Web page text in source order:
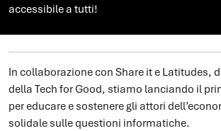
accessibile a tutti!
In collaborazione con Share it e Latitudes,
della Tech for Good, stiamo lanciando il
per educare e sostenere gli attori
solidale sulle questioni informatiche.